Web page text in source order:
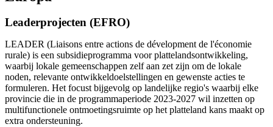
Leaderprojecten (EFRO)
LEADER (Liaisons entre actions de dévelopment de l'économie
rurale) is een subsidieprogramma voor plattelandsontwikkeling,
waarbij lokale gemeenschappen zelf aan zet zijn om de lokale
noden, relevante ontwikkeldoelstellingen en gewenste acties te
formuleren. Het focust bijgevolg op landelijke regio's waarbij elke
provincie die in de programmaperiode 2023-2027 wil inzetten op
multifunctionele ontmoetingsruimte op het platteland kans maakt op
extra ondersteuning.